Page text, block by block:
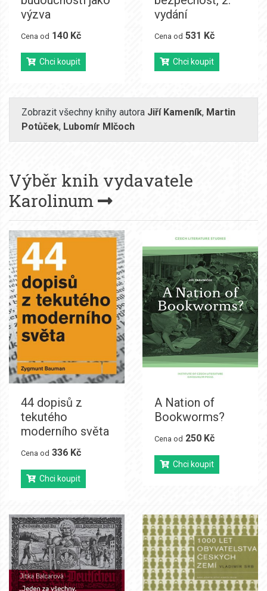
výzva
Cena od 140 Kč
Chci koupit
vydání
Cena od 531 Kč
Chci koupit
Zobrazit všechny knihy autora Jiří Kameník, Martin
Potůček, Lubomír Mlčoch
Výběr knih vydavatele
Karolinum
44 dopisů z
tekutého
moderního světa
Cena od 336 Kč
Chci koupit
A Nation of
Bookworms?
Cena od 250 Kč
Chci koupit